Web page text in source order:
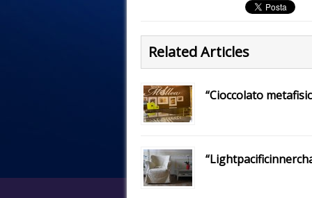
Related Articles
“Cioccolato